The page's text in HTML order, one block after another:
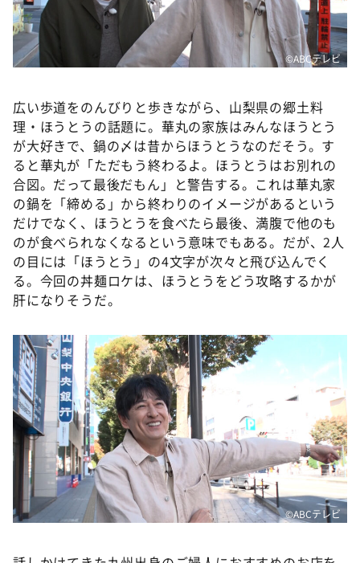
©️ABCテレビ
広い歩道をのんびりと歩きながら、山梨県の郷土料
理・ほうとうの話題に。華丸の家族はみんなほうとう
が大好きで、鍋の〆は昔からほうとうなのだそう。す
ると華丸が「ただもう終わるよ。ほうとうはお別れの
合図。だって最後だもん」と警告する。これは華丸家
の鍋を「締める」から終わりのイメージがあるという
だけでなく、ほうとうを食べたら最後、満腹で他のも
のが食べられなくなるという意味でもある。だが、2人
の目には「ほうとう」の4文字が次々と飛び込んでく
る。今回の丼麺ロケは、ほうとうをどう攻略するかが
肝になりそうだ。
©️ABCテレビ